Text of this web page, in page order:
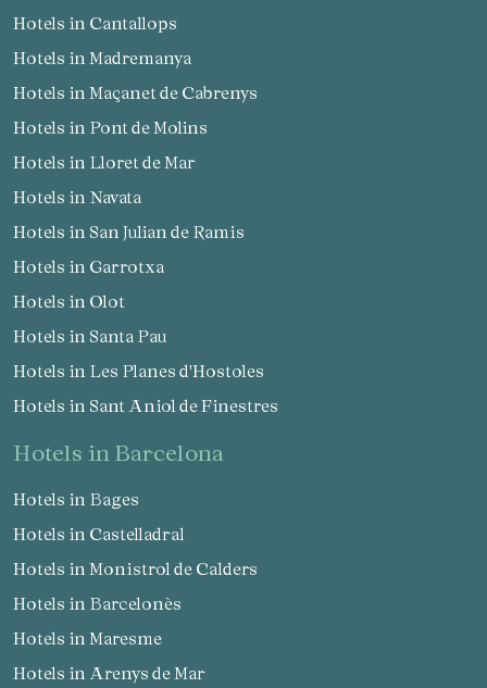
Hotels in Cantallops
Hotels in Madremanya
Hotels in Maçanet de Cabrenys
Hotels in Pont de Molins
Hotels in Lloret de Mar
Hotels in Navata
Hotels in San Julian de Ramis
Hotels in Garrotxa
Hotels in Olot
Hotels in Santa Pau
Hotels in Les Planes d'Hostoles
Hotels in Sant Aniol de Finestres
hotels in Barcelona
Hotels in Bages
Hotels in Castelladral
Hotels in Monistrol de Calders
Hotels in Barcelonès
Hotels in Maresme
Hotels in Arenys de Mar